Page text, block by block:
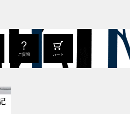
ご質問 カート